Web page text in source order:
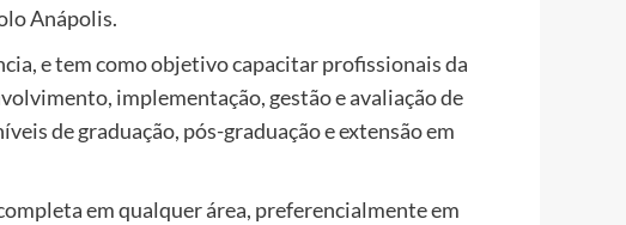
Anápolis.
e tem como objetivo capacitar profissionais da
implementação, gestão e avaliação de
de graduação, pós-graduação e extensão em
em qualquer área, preferencialmente em